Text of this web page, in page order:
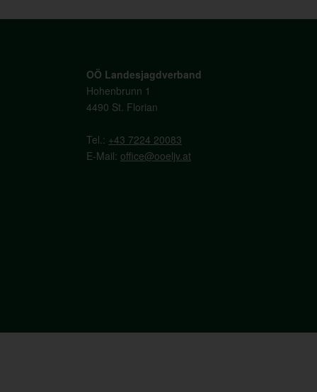
OÖ Landesjagdverband
Hohenbrunn 1
4490 St. Florian
Tel.: +43 7224 20083
E-Mail: office@ooeljv.at